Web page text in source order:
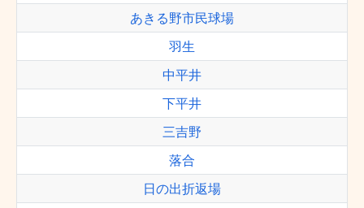
あきる野市民球場
羽生
中平井
下平井
三吉野
落合
日の出折返場